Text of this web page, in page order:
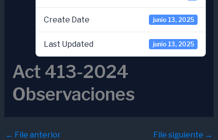
Create Date junio 13, 2025
Last Updated junio 13, 2025
Act 413-2024
Observaciones
← File anterior File siguiente →